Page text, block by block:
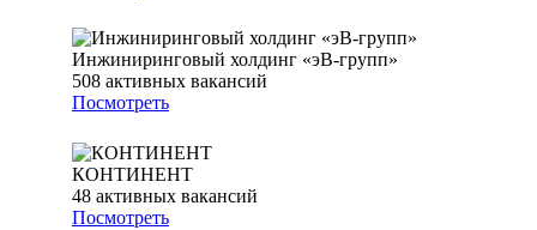
Инжиниринговый холдинг «эВ-групп»
508 активных вакансий
Посмотреть
КОНТИНЕНТ
48 активных вакансий
Посмотреть